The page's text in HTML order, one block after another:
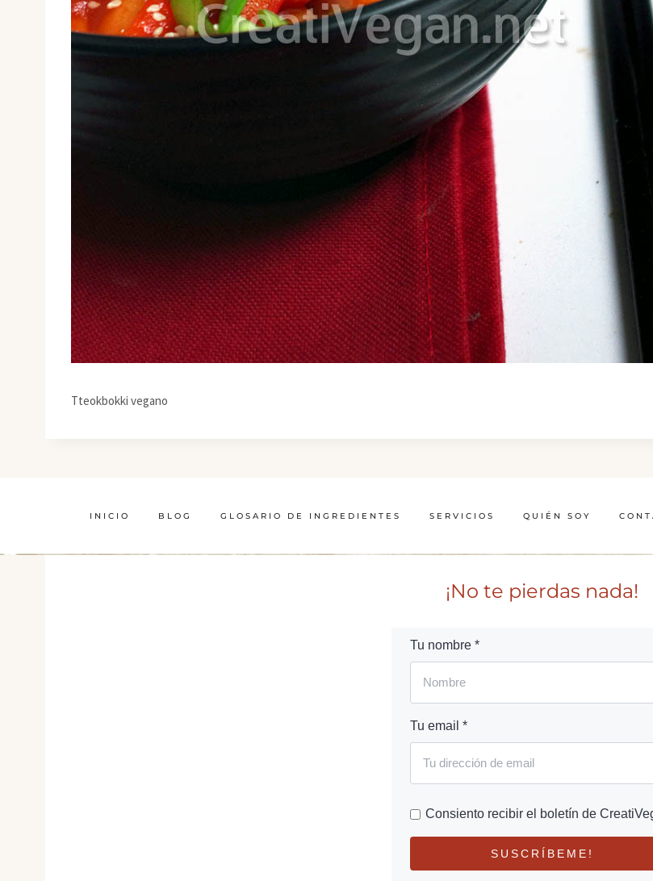
Tteokbokki vegano
INICIO BLOG GLOSARIO DE INGREDIENTES SERVICIOS QUIÉN SOY
¡No te pierdas nada!
Tu nombre *
Tu email *
Consiento recibir el boletín de
SUSCRÍBEME!